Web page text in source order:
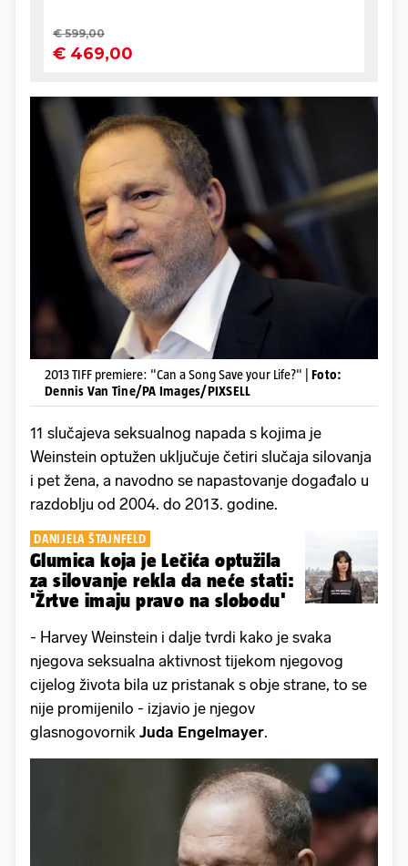
2013 TIFF premiere: "Can a Song Save your Life?" | Foto:
Dennis Van Tine/PA Images/PIXSELL
11 slučajeva seksualnog napada s kojima je
Weinstein optužen uključuje četiri slučaja silovanja
i pet žena, a navodno se napastovanje događalo u
razdoblju od 2004. do 2013. godine.
DANIJELA ŠTAJNFELD
Glumica koja je Lečića optužila
za silovanje rekla da neće stati:
'Žrtve imaju pravo na slobodu'
- Harvey Weinstein i dalje tvrdi kako je svaka
njegova seksualna aktivnost tijekom njegovog
cijelog života bila uz pristanak s obje strane, to se
nije promijenilo - izjavio je njegov
glasnogovornik Juda Engelmayer.